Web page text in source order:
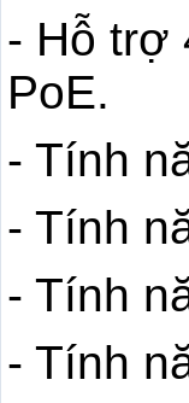
- Hỗ trợ
PoE.
- Tính
- Tính
- Tính
- Tính